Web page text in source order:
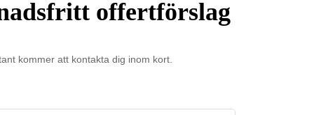
offertförslag
kommer att kontakta dig inom kort.